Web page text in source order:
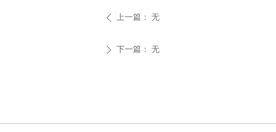
ꄴ 上一篇： 无
ꄲ 下一篇： 无